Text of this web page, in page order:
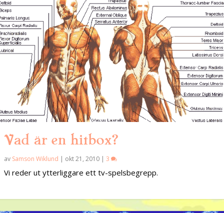
Vad är en hitbox?
av Samson Wiklund | okt 21, 2010 | 3
Vi reder ut ytterliggare ett tv-spelsbegrepp.